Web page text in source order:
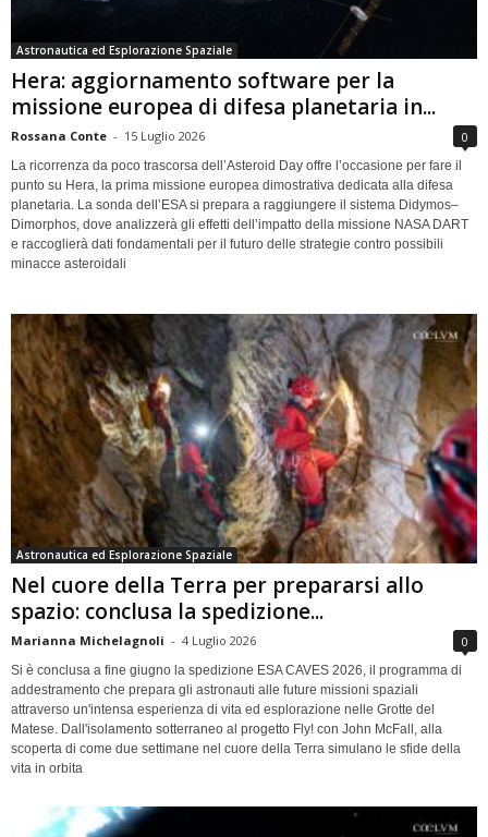
Astronautica ed Esplorazione Spaziale
Hera: aggiornamento software per la
missione europea di difesa planetaria in...
Rossana Conte - 15 Luglio 2026 0
La ricorrenza da poco trascorsa dell’Asteroid Day offre l’occasione per fare il
punto su Hera, la prima missione europea dimostrativa dedicata alla difesa
planetaria. La sonda dell’ESA si prepara a raggiungere il sistema Didymos–
Dimorphos, dove analizzerà gli effetti dell’impatto della missione NASA DART
e raccoglierà dati fondamentali per il futuro delle strategie contro possibili
minacce asteroidali
Astronautica ed Esplorazione Spaziale
Nel cuore della Terra per prepararsi allo
spazio: conclusa la spedizione...
Marianna Michelagnoli - 4 Luglio 2026 0
Si è conclusa a fine giugno la spedizione ESA CAVES 2026, il programma di
addestramento che prepara gli astronauti alle future missioni spaziali
attraverso un'intensa esperienza di vita ed esplorazione nelle Grotte del
Matese. Dall'isolamento sotterraneo al progetto Fly! con John McFall, alla
scoperta di come due settimane nel cuore della Terra simulano le sfide della
vita in orbita